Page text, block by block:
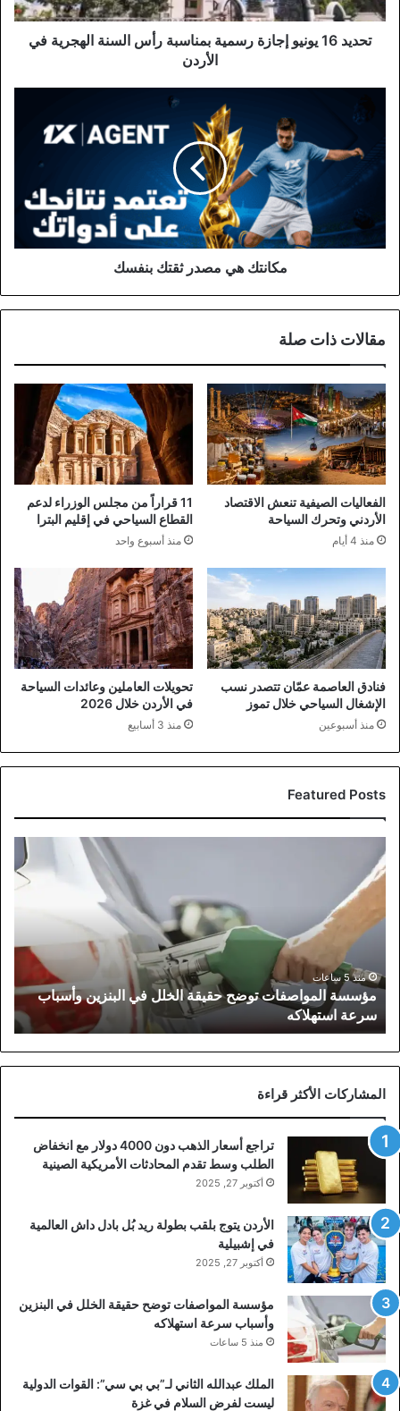
الهجرية
في
تحديد 16 يونيو إجازة رسمية بمناسبة رأس السنة الهجرية في
الأردن
ثقتك
بنفسك
مكانتك هي مصدر ثقتك بنفسك
مقالات ذات صلة
الفعاليات الصيفية تنعش الاقتصاد
الأردني وتحرك السياحة
منذ 4 أيام
11 قراراً من مجلس الوزراء لدعم
القطاع السياحي في إقليم البترا
منذ أسبوع واحد
فنادق العاصمة عمّان تتصدر نسب
الإشغال السياحي خلال تموز
منذ أسبوعين
تحويلات العاملين وعائدات السياحة
في الأردن خلال 2026
منذ 3 أسابيع
Featured Posts
المواصفات
توضح
حقيقة
الخلل
وأسباب
سرعة
استهلاكه
منذ 5 ساعات
مؤسسة المواصفات توضح حقيقة الخلل في البنزين وأسباب
سرعة استهلاكه
المشاركات الأكثر قراءة
تراجع أسعار الذهب دون 4000 دولار مع انخفاض
الطلب وسط تقدم المحادثات الأمريكية الصينية
أكتوبر 27, 2025
الأردن يتوج بلقب بطولة ريد بُل بادل داش العالمية
في إشبيلية
أكتوبر 27, 2025
مؤسسة المواصفات توضح حقيقة الخلل في البنزين
وأسباب سرعة استهلاكه
منذ 5 ساعات
الملك عبدالله الثاني لـ”بي بي سي”: القوات الدولية
ليست لفرض السلام في غزة